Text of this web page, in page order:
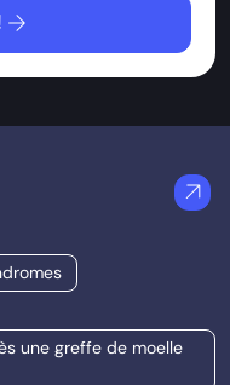
arrow_forward
arrow_outward
une greffe de moelle